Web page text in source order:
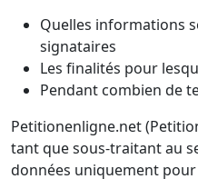
Quelles informations
signataires
Les finalités pour
Pendant combien de
Petitionenligne.net
tant que sous-traitant au
données uniquement pour